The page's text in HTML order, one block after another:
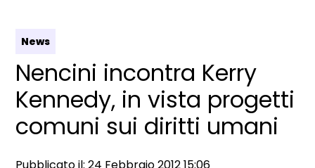
News
Nencini incontra Kerry
Kennedy, in vista progetti
comuni sui diritti umani
Data e ora: